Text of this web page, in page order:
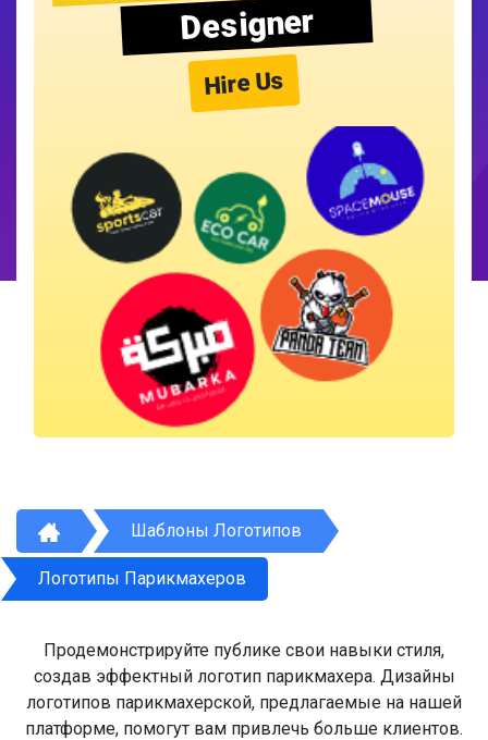
Designer
Hire Us
Шаблоны Логотипов
Логотипы Парикмахеров
Продемонстрируйте публике свои навыки стиля,
создав эффектный логотип парикмахера. Дизайны
логотипов парикмахерской, предлагаемые на нашей
платформе, помогут вам привлечь больше клиентов.